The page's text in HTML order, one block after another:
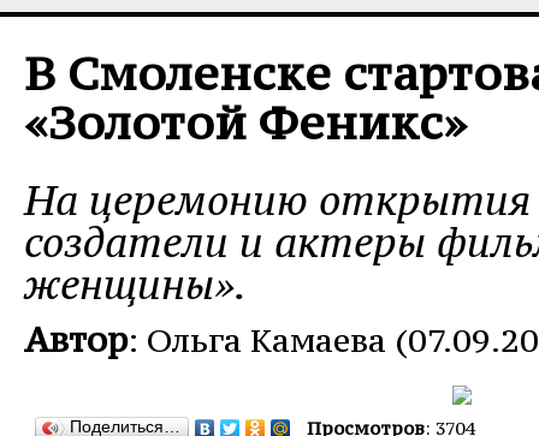
В Смоленске
«Золотой Феникс»
На церемонию открытия
создатели и актеры
женщины».
Автор: Ольга Камаева
Поделиться… Просмотров: 3704